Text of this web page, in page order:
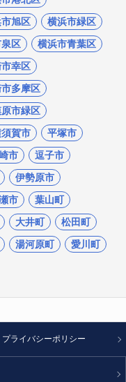
旭区
横浜市緑区
区
横浜市青葉区
市幸区
市多摩区
市緑区
賀市
平塚市
市
逗子市
伊勢原市
市
葉山町
大井町
松田町
湯河原町
愛川町
プライバシーポリシー